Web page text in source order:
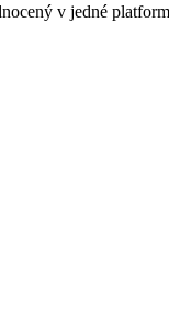
v jedné